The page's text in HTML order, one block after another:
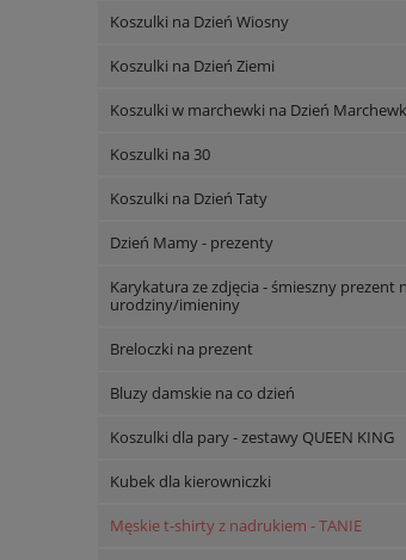
Koszulki na Dzień Wiosny
Koszulki na Dzień Ziemi
Koszulki w marchewki na Dzień
Koszulki na 30
Koszulki na Dzień Taty
Dzień Mamy - prezenty
Karykatura ze zdjęcia - śmieszny prezent
urodziny/imieniny
Breloczki na prezent
Bluzy damskie na co dzień
Koszulki dla pary - zestawy QUEEN KING
Kubek dla kierowniczki
Męskie t-shirty z nadrukiem - TANIE